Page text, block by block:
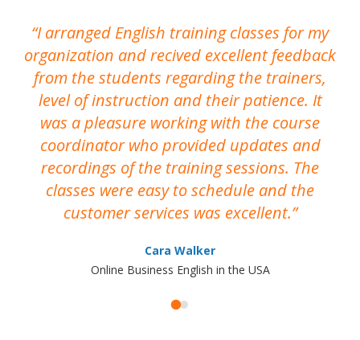
I arranged English training classes for my
organization and recived excellent feedback
from the students regarding the trainers,
level of instruction and their patience. It
was a pleasure working with the course
coordinator who provided updates and
recordings of the training sessions. The
classes were easy to schedule and the
customer services was excellent.
Cara Walker
Online Business English in the USA